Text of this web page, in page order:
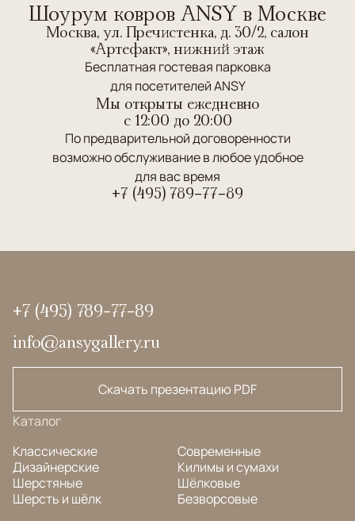
Шоурум ковров ANSY в Москве
Москва, ул. Пречистенка, д. 30/2, салон
«Артефакт», нижний этаж
Бесплатная гостевая парковка
для посетителей ANSY
Мы открыты ежедневно
c 12:00 до 20:00
По предварительной договоренности
возможно обслуживание в любое удобное
для вас время
+7 (495) 789-77-89
+7 (495) 789-77-89
info@ansygallery.ru
Скачать презентацию PDF
Каталог
Классические
Дизайнерские
Шерстяные
Шерсть и шёлк
Современные
Килимы и сумахи
Шёлковые
Безворсовые